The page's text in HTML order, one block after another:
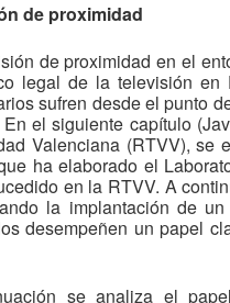
de proximidad
de proximidad en el
legal de la televisión en
sufren desde el punto
En el siguiente capítulo
Valenciana (RTVV), se
ha elaborado el
en la RTVV. A
la implantación de
desempeñen un papel
se analiza el